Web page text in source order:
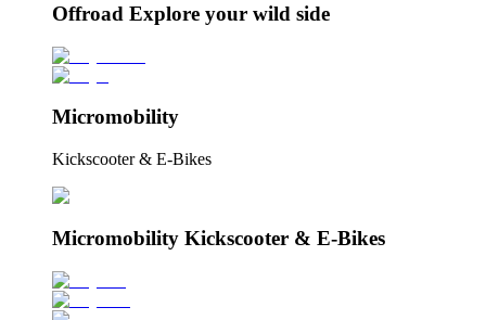
Offroad Explore your wild side
Micromobility
Kickscooter & E-Bikes
Micromobility Kickscooter & E-Bikes